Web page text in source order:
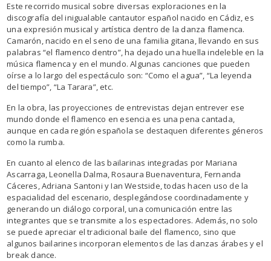
Este recorrido musical sobre diversas exploraciones en la
discografía del inigualable cantautor español nacido en Cádiz, es
una expresión musical y artística dentro de la danza flamenca.
Camarón, nacido en el seno de una familia gitana, llevando en sus
palabras “el flamenco dentro”, ha dejado una huella indeleble en la
música flamenca y en el mundo. Algunas canciones que pueden
oírse a lo largo del espectáculo son: “Como el agua”, “La leyenda
del tiempo”, “La Tarara”, etc.
En la obra, las proyecciones de entrevistas dejan entrever ese
mundo donde el flamenco en esencia es una pena cantada,
aunque en cada región española se destaquen diferentes géneros
como la rumba.
En cuanto al elenco de las bailarinas integradas por Mariana
Ascarraga, Leonella Dalma, Rosaura Buenaventura, Fernanda
Cáceres, Adriana Santoni y Ian Westside, todas hacen uso de la
espacialidad del escenario, desplegándose coordinadamente y
generando un diálogo corporal, una comunicación entre las
integrantes que se transmite a los espectadores. Además, no solo
se puede apreciar el tradicional baile del flamenco, sino que
algunos bailarines incorporan elementos de las danzas árabes y el
break dance.